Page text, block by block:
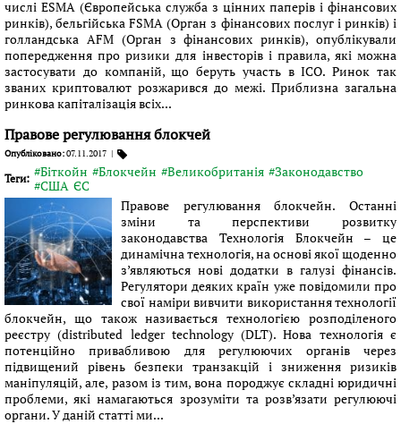
числі ESMA (Європейська служба з цінних паперів і фінансових
ринків), бельгійська FSMA (Орган з фінансових послуг і ринків) і
голландська AFM (Орган з фінансових ринків), опублікували
попередження про ризики для інвесторів і правила, які можна
застосувати до компаній, що беруть участь в ICO. Ринок так
званих криптовалют розжарився до межі. Приблизна загальна
ринкова капіталізація всіх...
Правове регулювання блокчей
Опубліковано:07.11.2017 |
Теги: #Біткойн #Блокчейн #Великобританія #Законодавство
#США ЄС
Правове регулювання блокчейн. Останні
зміни та перспективи розвитку
законодавства Технологія Блокчейн – це
динамічна технологія, на основі якої щоденно
з’являються нові додатки в галузі фінансів.
Регулятори деяких країн уже повідомили про
свої наміри вивчити використання технології
блокчейн, що також називається технологією розподіленого
реєстру (distributed ledger technology (DLT). Нова технологія є
потенційно привабливою для регулюючих органів через
підвищений рівень безпеки транзакцій і зниження ризиків
маніпуляцій, але, разом із тим, вона породжує складні юридичні
проблеми, які намагаються зрозуміти та розв’язати регулюючі
органи. У даній статті ми...